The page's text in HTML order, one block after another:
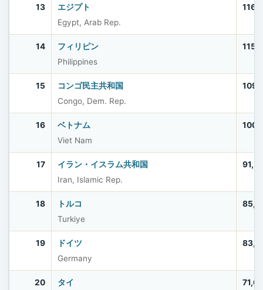
13
エジプト
Egypt, Arab Rep.
14
フィリピン
Philippines
15
コンゴ民主共和国
Congo, Dem. Rep.
16
ベトナム
Viet Nam
17
イラン・イスラム共和国
Iran, Islamic Rep.
18
トルコ
Turkiye
19
ドイツ
Germany
20
タイ